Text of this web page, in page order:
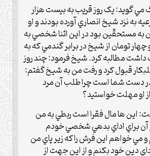
مي گويد: يک روز قريب به بيست هزار
به نزد شيخ انصاري آورده بودند و او
مستحقّين بود در اين اثنا شخصي به
تومان از شيخ در برابر گندمي که به
‌داشت مطالبه کرد. شيخ فرمود: چند روز
قبول کرد و رفت من به شيخ گفتم:
در دست شما ‌است چرا طلب آن مرد
او مهلت خواستيد؟
اين ها مال فقرا است ربطي به من
آن براي اداي بدهي شخصي خودم
مي ‌خواهم اين فرش را که زير پاي من
دين خود بکنم و از اين جهت از